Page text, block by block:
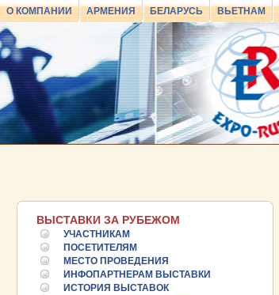
О КОМПАНИИ АРМЕНИЯ БЕЛАРУСЬ ВЬЕТНАМ
ВЫСТАВКИ ЗА РУБЕЖОМ
УЧАСТНИКАМ
ПОСЕТИТЕЛЯМ
МЕСТО ПРОВЕДЕНИЯ
ИНФОПАРТНЕРАМ ВЫСТАВКИ
ИСТОРИЯ ВЫСТАВОК